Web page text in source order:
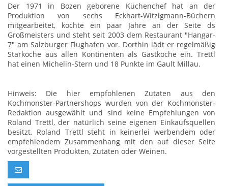
Der 1971 in Bozen geborene Küchenchef hat an der
Produktion von sechs Eckhart-Witzigmann-Büchern
mitgearbeitet, kochte ein paar Jahre an der Seite ds
Großmeisters und steht seit 2003 dem Restaurant "Hangar-
7" am Salzburger Flughafen vor. Dorthin lädt er regelmäßig
Starköche aus allen Kontinenten als Gastköche ein. Trettl
hat einen Michelin-Stern und 18 Punkte im Gault Millau.
Hinweis: Die hier empfohlenen Zutaten aus den
Kochmonster-Partnershops wurden von der Kochmonster-
Redaktion ausgewählt und sind keine Empfehlungen von
Roland Trettl, der natürlich seine eigenen Einkaufsquellen
besitzt. Roland Trettl steht in keinerlei werbendem oder
empfehlendem Zusammenhang mit den auf dieser Seite
vorgestellten Produkten, Zutaten oder Weinen.